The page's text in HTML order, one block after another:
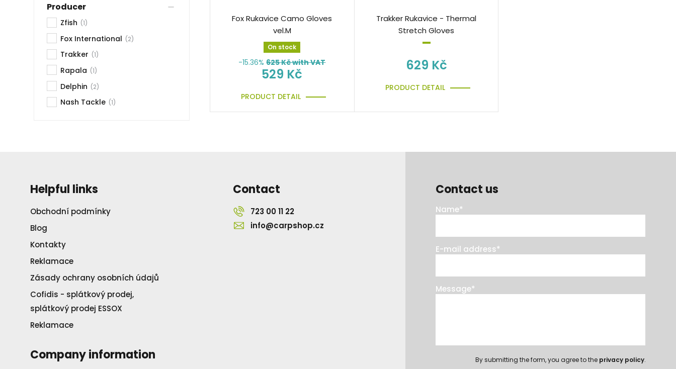
Producer
Zfish (1)
Fox International (2)
Trakker (1)
Rapala (1)
Delphin (2)
Nash Tackle (1)
Fox Rukavice Camo Gloves
vel.M
On stock
-15.36% 625Kč with VAT
529 Kč
PRODUCT DETAIL
Trakker Rukavice - Thermal
Stretch Gloves
629 Kč
PRODUCT DETAIL
Helpful links
Obchodní podmínky
Blog
Kontakty
Reklamace
Zásady ochrany osobních údajů
Cofidis - splátkový prodej,
splátkový prodej ESSOX
Reklamace
Company information
Contact
723 00 11 22
info@carpshop.cz
Contact us
Name*
E-mail address*
Message*
By submitting the form, you agree to the privacy policy.